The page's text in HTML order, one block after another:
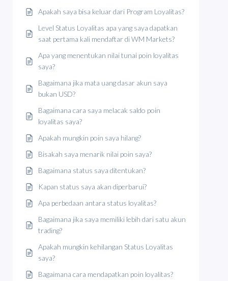
Apakah saya bisa keluar dari Program Loyalitas?
Level Status Loyalitas apa yang saya dapatkan
saat pertama kali mendaftar di WM Markets?
Apa yang menentukan nilai tunai poin loyalitas
saya?
Bagaimana jika mata uang dasar akun saya
bukan USD?
Bagaimana cara saya melacak saldo poin
loyalitas saya?
Apakah mungkin poin saya hilang?
Bisakah saya menarik nilai poin saya?
Bagaimana status saya ditentukan?
Kapan status saya akan diperbarui?
Apa perbedaan antara status loyalitas?
Bagaimana jika saya memiliki lebih dari satu akun
trading?
Apakah mungkin kehilangan Status Loyalitas
saya?
Bagaimana cara mendapatkan poin loyalitas?